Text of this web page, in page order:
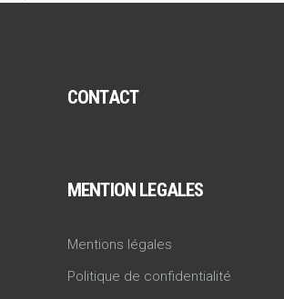
CONTACT
MENTION LEGALES
Mentions légales
Politique de confidentialité